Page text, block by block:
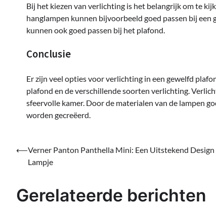
Bij het kiezen van verlichting is het belangrijk om te
hanglampen kunnen bijvoorbeeld goed passen bij
kunnen ook goed passen bij het plafond.
Conclusie
Er zijn veel opties voor verlichting in een gewelfd
plafond en de verschillende soorten verlichting.
sfeervolle kamer. Door de materialen van de lampen
worden gecreëerd.
Bericht
navigatie
⟵Verner Panton Panthella Mini: Een Uitstekend Design
Lampje
Gerelateerde berichten